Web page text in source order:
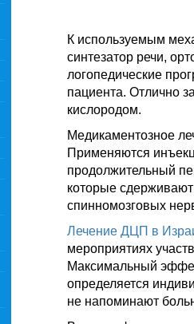
К используемым
синтезатор речи,
логопедические
пациента. Отлично
кислородом.
Медикаментозное
Применяются
продолжительный
которые
спинномозговых
Лечение ДЦП в
мероприятиях
Максимальный
определяется
не напоминают